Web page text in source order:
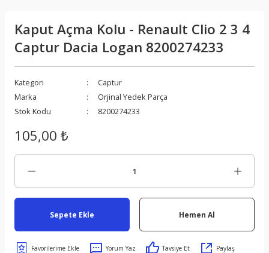
Kaput Açma Kolu - Renault Clio 2 3 4
Captur Dacia Logan 8200274233
Kategori
Captur
Marka
Orjinal Yedek Parça
Stok Kodu
8200274233
105,00 ₺
Sepete Ekle Hemen Al
Yorum Yaz Tavsiye Et Paylaş